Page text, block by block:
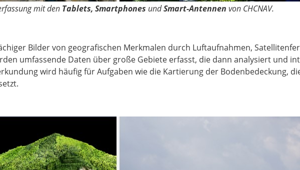
mit den Tablets, Smartphones undSmart-Antennen von CHCNAV.
Bilder von geografischen Merkmalen durch Luftaufnahmen,
umfassende Daten über große Gebiete erfasst, die dann analysiert und
wird häufig für Aufgaben wie die Kartierung der Bodenbedeckung,